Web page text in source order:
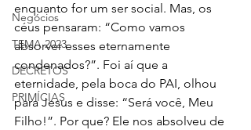
Negócios
TEMA 2023
DECRETOS
PRIMÍCIAS
enquanto for um ser social. Mas, os
céus pensaram: “Como vamos
absorver esses eternamente
condenados?”. Foi aí que a
eternidade, pela boca do PAI, olhou
para Jesus e disse: “Será você, Meu
Filho!”. Por que? Ele nos absolveu de